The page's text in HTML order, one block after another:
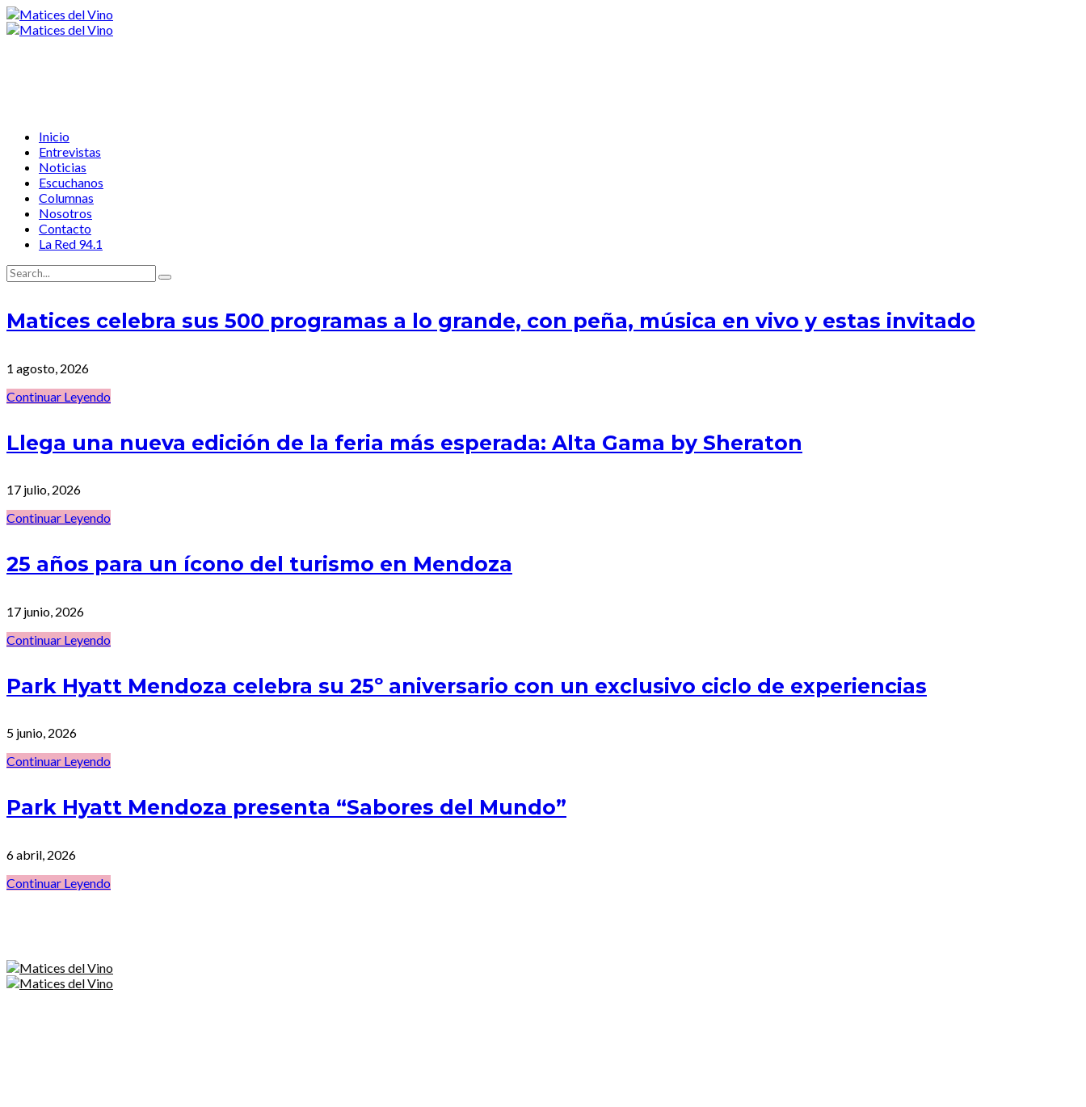
Inicio
Entrevistas
Noticias
Escuchanos
Columnas
Nosotros
Contacto
La Red 94.1
Matices celebra sus 500 programas a lo grande, con peña, música en vivo y estas invitado
1 agosto, 2026
Continuar Leyendo
Llega una nueva edición de la feria más esperada: Alta Gama by Sheraton
17 julio, 2026
Continuar Leyendo
25 años para un ícono del turismo en Mendoza
17 junio, 2026
Continuar Leyendo
Park Hyatt Mendoza celebra su 25º aniversario con un exclusivo ciclo de experiencias
5 junio, 2026
Continuar Leyendo
Park Hyatt Mendoza presenta “Sabores del Mundo”
6 abril, 2026
Continuar Leyendo